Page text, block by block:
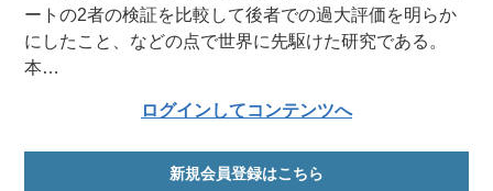
ートの2者の検証を比較して後者での過大評価を明らか
にしたこと、などの点で世界に先駆けた研究である。
本…
ログインしてコンテンツへ
新規会員登録はこちら